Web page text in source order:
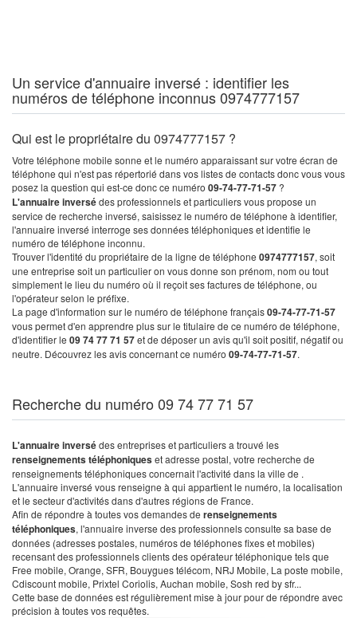
Un service d'annuaire inversé : identifier les
numéros de téléphone inconnus 0974777157
Qui est le propriétaire du 0974777157 ?
Votre téléphone mobile sonne et le numéro apparaissant sur votre écran de
téléphone qui n'est pas répertorié dans vos listes de contacts donc vous vous
posez la question qui est-ce donc ce numéro 09-74-77-71-57 ?
L'annuaire inversédes professionnels et particuliers vous propose un
service de recherche inversé, saisissez le numéro de téléphone à identifier,
l'annuaire inversé interroge ses données téléphoniques et identifie le
numéro de téléphone inconnu.
Trouver l'identité du propriétaire de la ligne de téléphone 0974777157, soit
une entreprise soit un particulier on vous donne son prénom, nom ou tout
simplement le lieu du numéro où il reçoit ses factures de téléphone, ou
l'opérateur selon le préfixe.
La page d'information sur le numéro de téléphone français09-74-77-71-57
vous permet d'en apprendre plus sur le titulaire de ce numéro de téléphone,
d'identifier le 09 74 77 71 57et de déposer un avis qu'il soit positif, négatif ou
neutre. Découvrez les avis concernant ce numéro 09-74-77-71-57.
Recherche du numéro 09 74 77 71 57
L'annuaire inversédes entreprises et particuliers a trouvé les
renseignements téléphoniqueset adresse postal, votre recherche de
renseignements téléphoniques concernait l'activité dans la ville de .
L'annuaire inversé vous renseigne à qui appartient le numéro, la localisation
et le secteur d'activités dans d'autres régions de France.
Afin de répondre à toutes vos demandes de renseignements
téléphoniques, l'annuaire inverse des professionnels consulte sa base de
données (adresses postales, numéros de téléphones fixes et mobiles)
recensant des professionnels clients des opérateur téléphonique tels que
Free mobile, Orange, SFR, Bouygues télécom, NRJ Mobile, La poste mobile,
Cdiscount mobile, Prixtel Coriolis, Auchan mobile, Sosh red by sfr...
Cette base de données est régulièrement mise à jour pour de répondre avec
précision à toutes vos requêtes.